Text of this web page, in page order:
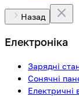
Назад
Електроніка
Зарядні
Сонячні
Електричні